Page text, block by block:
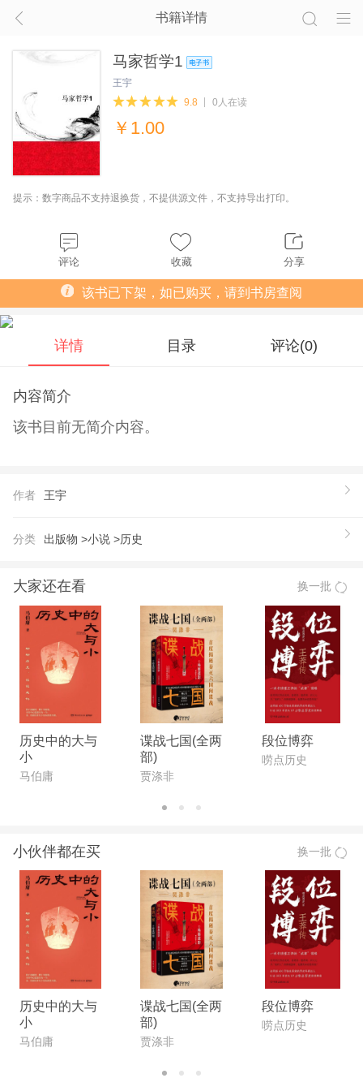
书籍详情
马家哲学1
王宇
9.8
0人在读
￥ 1.00
提示：数字商品不支持退换货，不提供源文件，不支持导出打印。
评论 收藏 分享
该书已下架，如已购买，请到书房查阅
详情 目录 评论(0)
内容简介
该书目前无简介内容。
作者 王宇
分类 出版物 >小说 >历史
大家还在看 换一批
历史中的大与
小
马伯庸
谍战七国(全两
部)
贾涤非
段位博弈
唠点历史
小伙伴都在买 换一批
历史中的大与
小
马伯庸
谍战七国(全两
部)
贾涤非
段位博弈
唠点历史